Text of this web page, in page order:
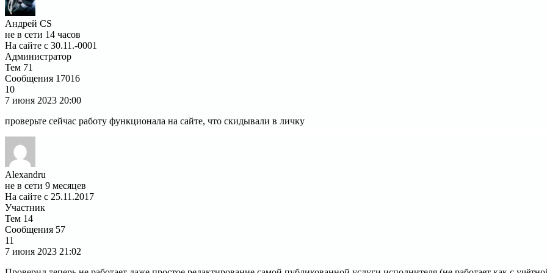
Андрей CS
не в сети 14 часов
На сайте с 30.11.-0001
Администратор
Тем 71
Сообщения 17016
10
7 июня 2023 20:00
проверьте сейчас работу функционала на сайте, что скидывали в личку
Alexandru
не в сети 9 месяцев
На сайте с 25.11.2017
Участник
Тем 14
Сообщения 57
11
7 июня 2023 21:02